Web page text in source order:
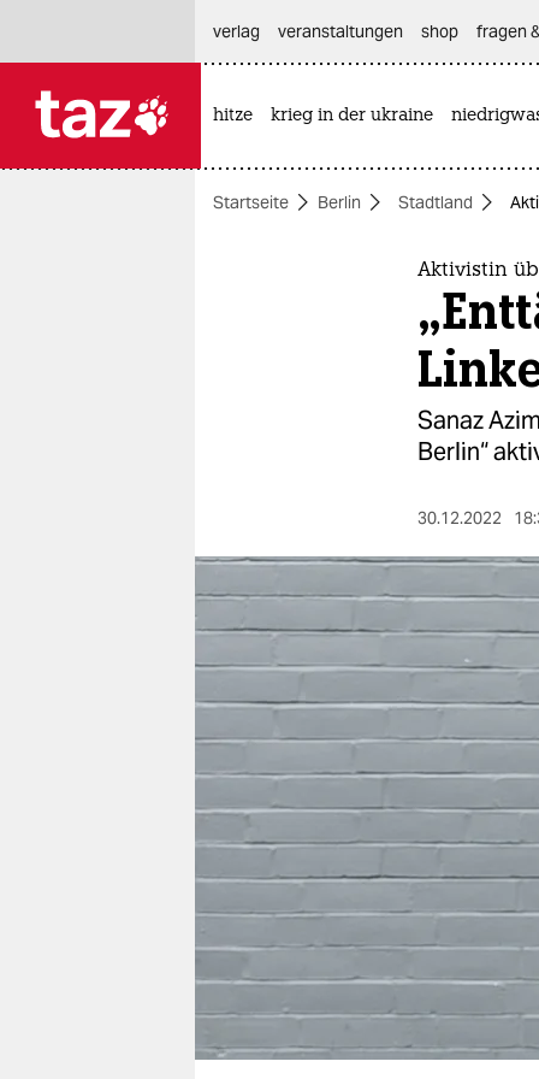
themen
nord
verlag
veranstaltungen
shop
unterstützen
abo
verlag
veranstaltungen shop fragen
hitze krieg in der ukraine
Startseite Berlin Stadtland
Aktivistin
Sanaz
Berlin“
30.12.2022